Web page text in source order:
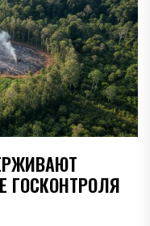
ГОСКОНТРОЛЯ